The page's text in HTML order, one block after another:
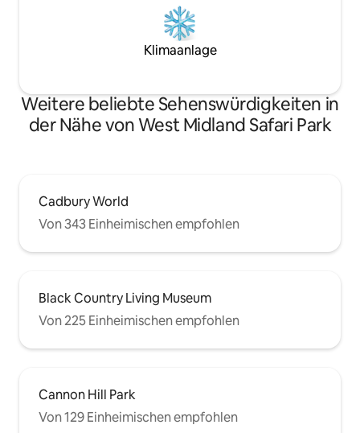
Klimaanlage
Weitere beliebte Sehenswürdigkeiten in
der Nähe von West Midland Safari Park
Cadbury World
Von 343 Einheimischen empfohlen
Black Country Living Museum
Von 225 Einheimischen empfohlen
Cannon Hill Park
Von 129 Einheimischen empfohlen